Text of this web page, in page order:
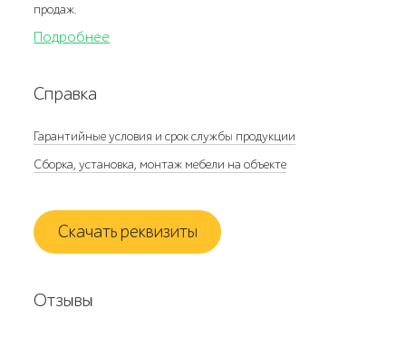
продаж.
Подробнее
Справка
Гарантийные условия и срок службы продукции
Сборка, установка, монтаж мебели на объекте
Скачать реквизиты
Отзывы